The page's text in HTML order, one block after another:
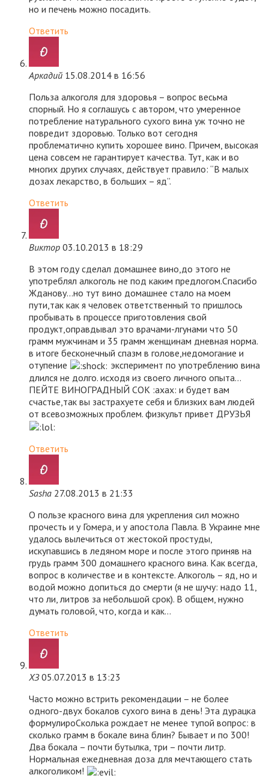
но и печень можно посадить.
Ответить
Аркадий 15.08.2014 в 16:56
Польза алкоголя для здоровья – вопрос весьма
спорный. Но я соглашусь с автором, что умеренное
потребление натурального сухого вина уж точно не
повредит здоровью. Только вот сегодня
проблематично купить хорошее вино. Причем, высокая
цена совсем не гарантирует качества. Тут, как и во
многих других случаях, действует правило: “В малых
дозах лекарство, в больших – яд”.
Ответить
Виктор 03.10.2013 в 18:29
В этом году сделал домашнее вино,до этого не
употреблял алкоголь не под каким предлогом.Спасибо
Жданову…но тут вино домашнее стало на моем
пути,так как я человек ответственный то пришлось
пробывать в процессе приготовления свой
продукт,оправдывал это врачами-лгунами что 50
грамм мужчинам и 35 грамм женщинам дневная норма.
в итоге бесконечный спазм в голове,недомогание и
отупение
эксперимент по употреблению вина
длился не долго. исходя из своего личного опыта…
ПЕЙТЕ ВИНОГРАДНЫЙ СОК :axax: и будет вам
счастье,так вы застрахуете себя и близких вам людей
от всевозможных проблем. физкульт привет ДРУЗЬЯ
Ответить
Sasha 27.08.2013 в 21:33
О пользе красного вина для укрепления сил можно
прочесть и у Гомера, и у апостола Павла. В Украине мне
удалось вылечиться от жестокой простуды,
искупавшись в ледяном море и после этого приняв на
грудь грамм 300 домашнего красного вина. Как всегда,
вопрос в количестве и в контексте. Алкоголь – яд, но и
водой можно допиться до смерти (я не шучу: надо 11,
что ли, литров за небольшой срок). В общем, нужно
думать головой, что, когда и как…
Ответить
ХЗ 05.07.2013 в 13:23
Часто можно встрить рекомендации – не более
одного-двух бокалов сухого вина в день! Эта дурацка
формулироСколька рождает не менее тупой вопрос: в
сколько грамм в бокале вина блин? Бывает и по 300!
Два бокала – почти бутылка, три – почти литр.
Нормальная ежедневная доза для мечтающего стать
алкоголиком!